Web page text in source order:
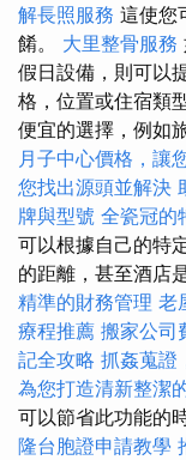
解長照服務 這使您
餚。 大里整骨服務
假日設備，則可以
格，位置或住宿類
便宜的選擇，例如
月子中心價格，讓
您找出源頭並解決
牌與型號 全瓷冠的
可以根據自己的特
的距離，甚至酒店
精準的財務管理 老
療程推薦 搬家公司
記全攻略 抓姦蒐證
為您打造清新整潔
可以節省此功能的
隆台胞證申請教學